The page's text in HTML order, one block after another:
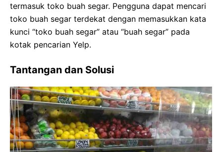
termasuk toko buah segar. Pengguna dapat mencari
toko buah segar terdekat dengan memasukkan kata
kunci “toko buah segar” atau “buah segar” pada
kotak pencarian Yelp.
Tantangan dan Solusi